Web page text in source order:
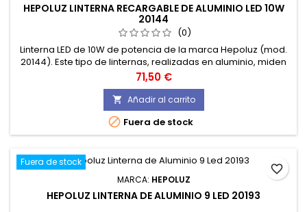
HEPOLUZ LINTERNA RECARGABLE DE ALUMINIO LED 10W
20144
(0)
Linterna LED de 10W de potencia de la marca Hepoluz (mod.
20144). Este tipo de linternas, realizadas en aluminio, miden
17 cm y son resistentes al salpicaduras. Dispone de función
zoom.
Precio
71,50 €
 Añadir al carrito
 Fuera de stock
Fuera de stock
MARCA: HEPOLUZ
HEPOLUZ LINTERNA DE ALUMINIO 9 LED 20193
favorite_border